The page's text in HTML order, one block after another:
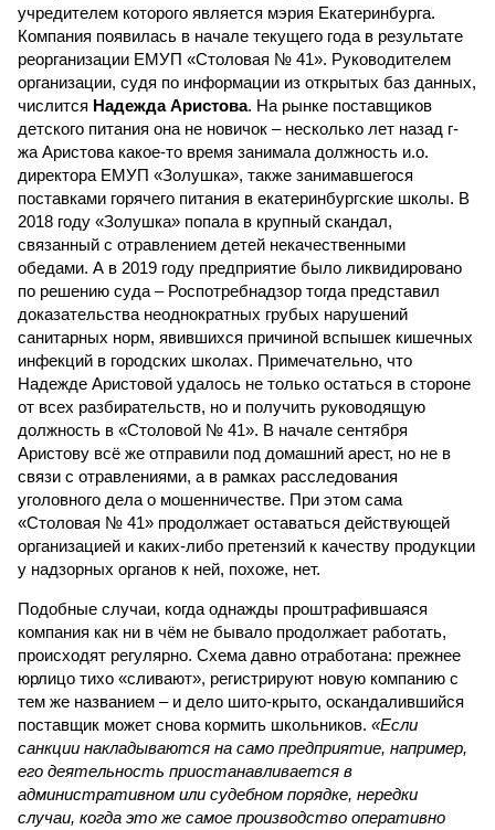
учредителем которого является мэрия Екатеринбурга.
Компания появилась в начале текущего года в результате
реорганизации ЕМУП «Столовая № 41». Руководителем
организации, судя по информации из открытых баз данных,
числится Надежда Аристова. На рынке поставщиков
детского питания она не новичок – несколько лет назад г-
жа Аристова какое-то время занимала должность и.о.
директора ЕМУП «Золушка», также занимавшегося
поставками горячего питания в екатеринбургские школы. В
2018 году «Золушка» попала в крупный скандал,
связанный с отравлением детей некачественными
обедами. А в 2019 году предприятие было ликвидировано
по решению суда – Роспотребнадзор тогда представил
доказательства неоднократных грубых нарушений
санитарных норм, явившихся причиной вспышек кишечных
инфекций в городских школах. Примечательно, что
Надежде Аристовой удалось не только остаться в стороне
от всех разбирательств, но и получить руководящую
должность в «Столовой № 41». В начале сентября
Аристову всё же отправили под домашний арест, но не в
связи с отравлениями, а в рамках расследования
уголовного дела о мошенничестве. При этом сама
«Столовая № 41» продолжает оставаться действующей
организацией и каких-либо претензий к качеству продукции
у надзорных органов к ней, похоже, нет.
Подобные случаи, когда однажды проштрафившаяся
компания как ни в чём не бывало продолжает работать,
происходят регулярно. Схема давно отработана: прежнее
юрлицо тихо «сливают», регистрируют новую компанию с
тем же названием – и дело шито-крыто, оскандалившийся
поставщик может снова кормить школьников. «Если
санкции накладываются на само предприятие, например,
его деятельность приостанавливается в
административном или судебном порядке, нередки
случаи, когда это же самое производство оперативно